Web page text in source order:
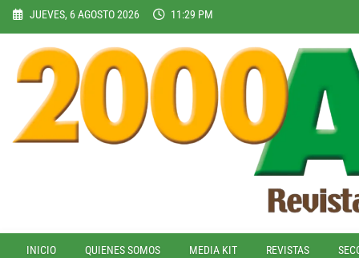
Skip
content
JUEVES, 6 AGOSTO 2026 11:29 PM
INICIO QUIENES SOMOS MEDIA KIT REVISTAS